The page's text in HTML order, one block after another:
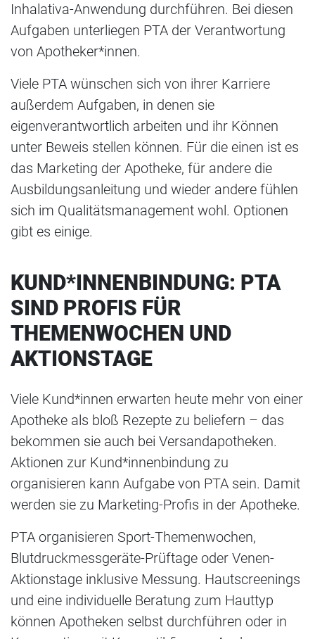
Inhalativa-Anwendung durchführen. Bei diesen
Aufgaben unterliegen PTA der Verantwortung
von Apotheker*innen.
Viele PTA wünschen sich von ihrer Karriere
außerdem Aufgaben, in denen sie
eigenverantwortlich arbeiten und ihr Können
unter Beweis stellen können. Für die einen ist es
das Marketing der Apotheke, für andere die
Ausbildungsanleitung und wieder andere fühlen
sich im Qualitätsmanagement wohl. Optionen
gibt es einige.
KUND*INNENBINDUNG: PTA
SIND PROFIS FÜR
THEMENWOCHEN UND
AKTIONSTAGE
Viele Kund*innen erwarten heute mehr von einer
Apotheke als bloß Rezepte zu beliefern – das
bekommen sie auch bei Versandapotheken.
Aktionen zur Kund*innenbindung zu
organisieren kann Aufgabe von PTA sein. Damit
werden sie zu Marketing-Profis in der Apotheke.
PTA organisieren Sport-Themenwochen,
Blutdruckmessgeräte-Prüftage oder Venen-
Aktionstage inklusive Messung. Hautscreenings
und eine individuelle Beratung zum Hauttyp
können Apotheken selbst durchführen oder in